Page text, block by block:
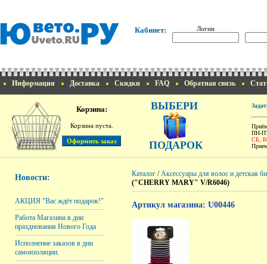
Кабинет: Логин
Информация Доставка Скидки FAQ Обратная связь
Корзина:
Корзина пуста.
ВЫБЕРИ
ПОДАРОК
ПН-
СБ,
Новости:
АКЦИЯ "Вас ждёт подарок!"
Работа Магазина в дни
празднования Нового Года
Исполнение заказов в дни
самоизоляции.
Каталог /Аксессуары для волос и детская
("CHERRY MARY" V/R6046)
Артикул магазина: U00446